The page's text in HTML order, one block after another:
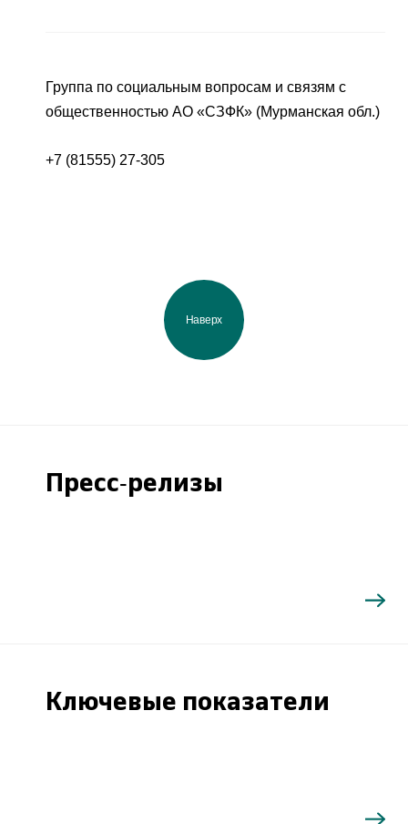
Группа по социальным вопросам и связям с
общественностью АО «СЗФК» (Мурманская обл.)
+7 (81555) 27-305
Наверх
Пресс-релизы
Ключевые показатели